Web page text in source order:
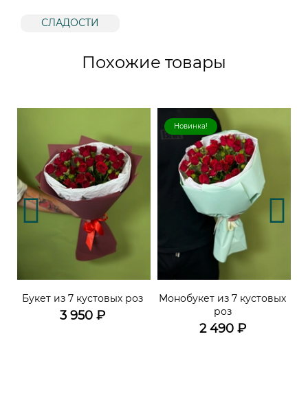
СЛАДОСТИ
Похожие товары
Букет из 7 кустовых роз
3 950₽
Новинка!
Монобукет из 7 кустовых
роз
2 490₽